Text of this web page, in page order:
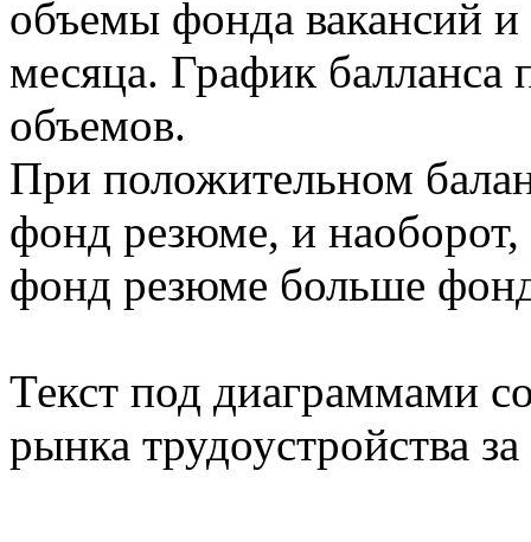
объемы фонда вакансий
месяца. График балланса
объемов.
При положительном
фонд резюме, и
фонд резюме больше
Текст под диаграммами
рынка трудоустройства